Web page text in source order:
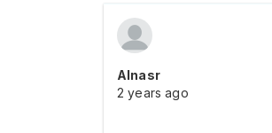
Alnasr
2 years ago